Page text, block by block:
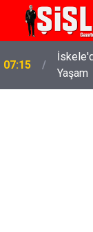
07:15
Yaşam